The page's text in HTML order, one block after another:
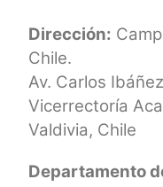
Dirección:
Chile.
Av. Carlos
Vicerrectoría
Valdivia, Chile
Departamento